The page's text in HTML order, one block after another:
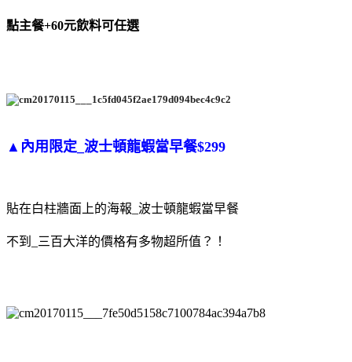
點主餐+60元飲料可任選
▲內用限定_波士頓龍蝦當早餐$299
貼在白柱牆面上的海報_波士頓龍蝦當早餐
不到_三百大洋的價格有多物超所值？！